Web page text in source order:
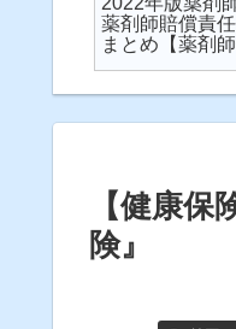
薬剤師賠償責
まとめ【薬剤
【健康
険』